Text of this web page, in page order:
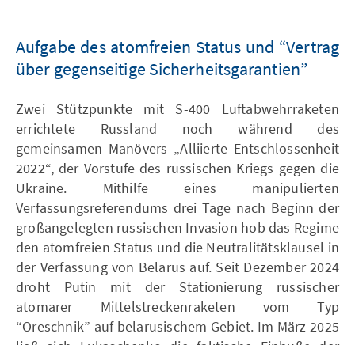
Aufgabe des atomfreien Status und “Vertrag
über gegenseitige Sicherheitsgarantien”
Zwei Stützpunkte mit S-400 Luftabwehrraketen
errichtete Russland noch während des
gemeinsamen Manövers „Alliierte Entschlossenheit
2022“, der Vorstufe des russischen Kriegs gegen die
Ukraine. Mithilfe eines manipulierten
Verfassungsreferendums drei Tage nach Beginn der
großangelegten russischen Invasion hob das Regime
den atomfreien Status und die Neutralitätsklausel in
der Verfassung von Belarus auf. Seit Dezember 2024
droht Putin mit der Stationierung russischer
atomarer Mittelstreckenraketen vom Typ
“Oreschnik” auf belarusischem Gebiet. Im März 2025